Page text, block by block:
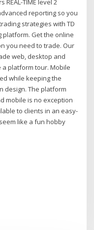
TIME level 2
reporting so you
strategies with TD
Get the online
you need to trade. Our
web, desktop and
a platform tour. Mobile
while keeping the
design. The platform
mobile is no exception
to clients in an easy-
like a fun hobby